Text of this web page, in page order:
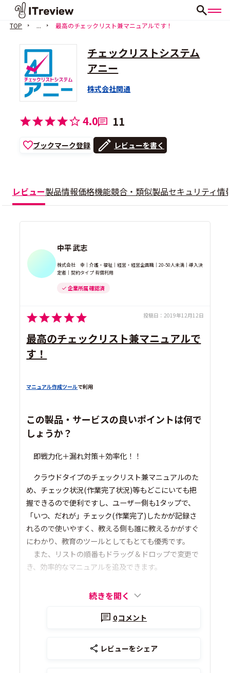
TOP ... 最高のチェックリスト兼マニュアルです！
チェックリストシステム
アニー
株式会社関通
4.0 11
ブックマーク登録 レビューを書く
レビュー製品情報価格機能競合・類似製品セキュリティ情
中平 武志
株式会社 幸｜介護・福祉｜経営・経営企画職｜20-50人未満｜導入決
定者｜契約タイプ 有償利用
企業所属 確認済
投稿日： 2019年12月12日
最高のチェックリスト兼マニュアルで
す！
マニュアル作成ツールで利用
この製品・サービスの良いポイントは何で
しょうか？
即戦力化＋漏れ対策＋効率化！！
クラウドタイプのチェックリスト兼マニュアルのた
め、チェック状況(作業完了状況)等もどこにいても把
握できるので便利ですし、ユーザー側も1タップで、
「いつ、だれが」チェック(作業完了)したかが記録さ
れるので使いやすく、教える側も誰に教えるかがすぐ
にわかり、教育のツールとしてもとても優秀です。
また、リストの順番もドラッグ＆ドロップで変更で
き、効率的なマニュアルを追及できます。
続きを開く
0コメント
レビューをシェア